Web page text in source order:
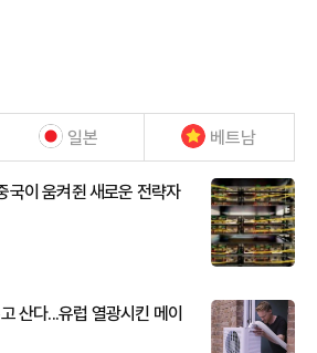
일본 베트남
이 움켜쥔 새로운 전략자
산다...유럽 열광시킨 메이